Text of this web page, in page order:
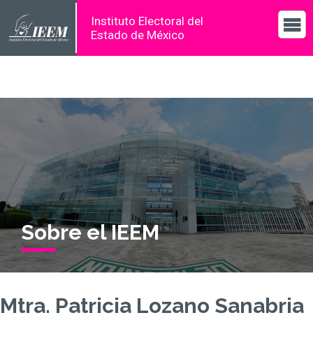
Instituto Electoral del
Estado de México
Sobre el IEEM
Mtra. Patricia Lozano Sanabria